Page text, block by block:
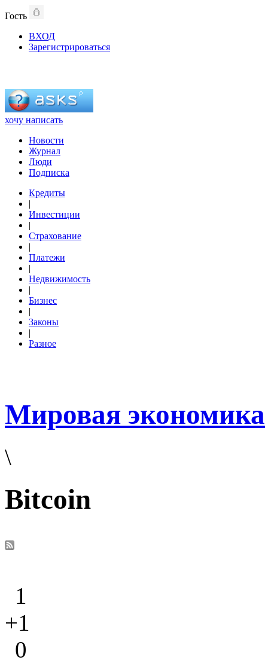
Гость
ВХОД
Зарегистрироваться
хочу написать
Новости
Журнал
Люди
Подписка
Кредиты
|
Инвестиции
|
Страхование
|
Платежи
|
Недвижимость
|
Бизнес
|
Законы
|
Разное
Мировая экономика
\
Bitcoin
1
+1
0